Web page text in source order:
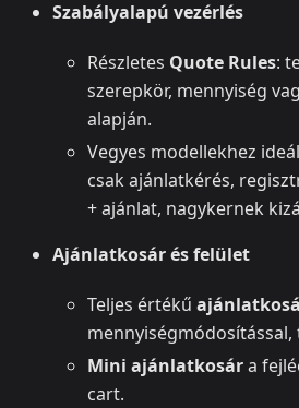
Szabályalapú vezérlés
Részletes Quote Rules:
szerepkör, mennyiség
alapján.
Vegyes modellekhez
csak ajánlatkérés,
+ ajánlat, nagykernek
Ajánlatkosár és felület
Teljes értékű
Mini ajánlatkosára
cart.